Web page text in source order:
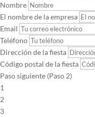
Nombre
El nombre de la empresa
Email
Teléfono
Dirección de la fiesta
Código postal de la fiesta
Paso siguiente (Paso 2)
1
2
3